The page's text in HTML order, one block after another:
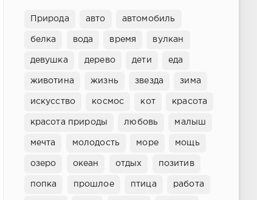
Природа авто автомобиль
белка вода время вулкан
девушка дерево дети еда
животина жизнь звезда зима
искусство космос кот красота
красота природы любовь малыш
мечта молодость море мощь
озеро океан отдых позитив
попка прошлое птица работа